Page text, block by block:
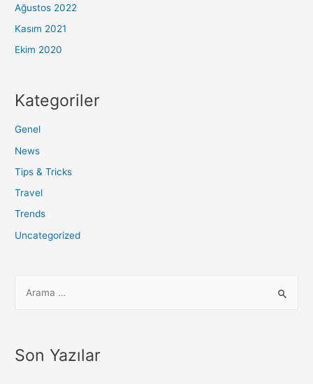
Ağustos 2022
Kasım 2021
Ekim 2020
Kategoriler
Genel
News
Tips & Tricks
Travel
Trends
Uncategorized
Son Yazılar